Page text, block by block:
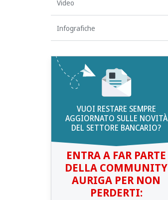
Video
Infografiche
VUOI RESTARE SEMPRE
AGGIORNATO SULLE NOVITÀ
DEL SETTORE BANCARIO?
ENTRA A FAR PARTE
DELLA COMMUNITY
AURIGA PER NON
PERDERTI: